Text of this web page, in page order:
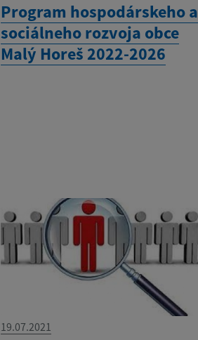
Program hospodárskeho a
sociálneho rozvoja obce
Malý Horeš 2022-2026
19.07.2021